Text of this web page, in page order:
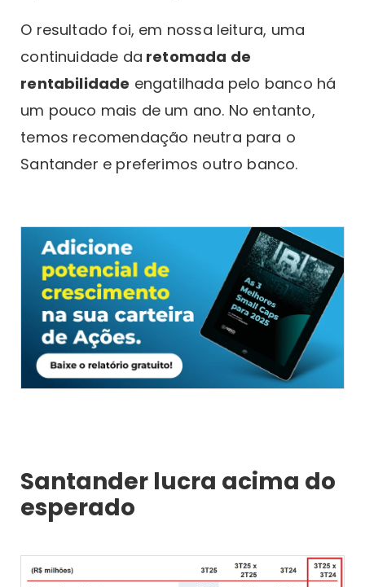
O resultado foi, em nossa leitura, uma
continuidade da retomada de
rentabilidade engatilhada pelo banco há
um pouco mais de um ano. No entanto,
temos recomendação neutra para o
Santander e preferimos outro banco.
Santander lucra acima do
esperado